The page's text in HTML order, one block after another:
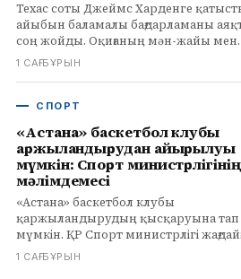
Техас соты Джеймс Харденге
айыбын баламалы бағдарламаны
соң жойды. Оқиғаның мән-жайы мен
ойыншының келесі қадамдары
1 САҒ БҰРЫН
СПОРТ
«Астана» баскетбол клубы
қаржыландырудан айырылуы
мүмкін: Спорт министрлігінің
мәлімдемесі
«Астана» баскетбол клубы
қаржыландырудың қысқаруына тап
мүмкін. ҚР Спорт министрлігі
түсініктеме беріп, баскетболды
1 САҒ БҰРЫН